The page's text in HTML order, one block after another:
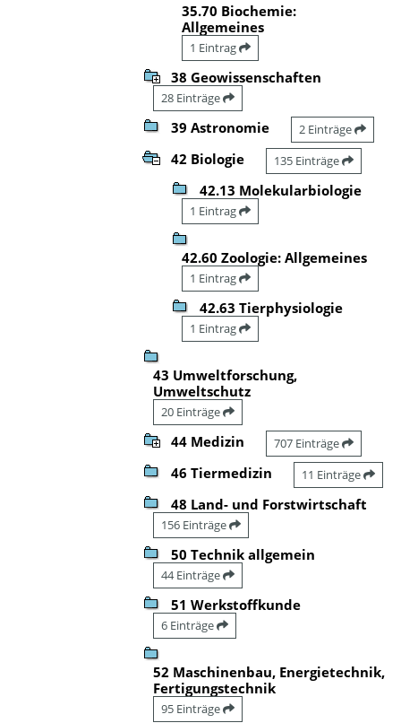
35.70 Biochemie:
Allgemeines
1 Eintrag
38 Geowissenschaften
28 Einträge
39 Astronomie 2 Einträge
42 Biologie 135 Einträge
42.13 Molekularbiologie
1 Eintrag
42.60 Zoologie: Allgemeines
1 Eintrag
42.63 Tierphysiologie
1 Eintrag
43 Umweltforschung,
Umweltschutz
20 Einträge
44 Medizin 707 Einträge
46 Tiermedizin 11 Einträge
48 Land- und Forstwirtschaft
156 Einträge
50 Technik allgemein
44 Einträge
51 Werkstoffkunde
6 Einträge
52 Maschinenbau, Energietechnik,
Fertigungstechnik
95 Einträge